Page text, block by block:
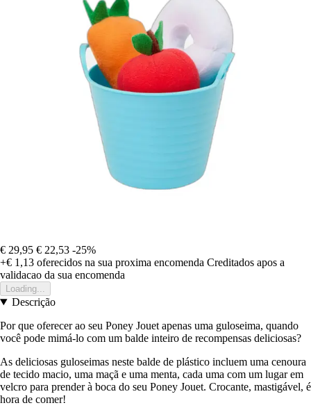
€ 29,95 € 22,53 -25%
+€ 1,13 oferecidos na sua proxima encomenda Creditados apos a
validacao da sua encomenda
Loading...
Descrição
Por que oferecer ao seu Poney Jouet apenas uma guloseima, quando
você pode mimá-lo com um balde inteiro de recompensas deliciosas?
As deliciosas guloseimas neste balde de plástico incluem uma cenoura
de tecido macio, uma maçã e uma menta, cada uma com um lugar em
velcro para prender à boca do seu Poney Jouet. Crocante, mastigável, é
hora de comer!